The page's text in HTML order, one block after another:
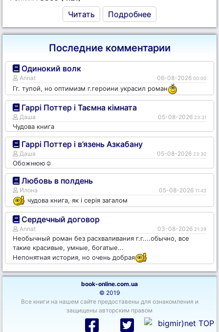
Читать Подробнее
Последние комментарии
Одинокий волк
Annat 06-08-2026 00:00
Гг. тупой, но оптимизм г.героини украсил роман
Гаррі Поттер і Таємна кімната
Даша 05-08-2026 23:31
Чудова книга
Гаррі Поттер і в’язень Азкабану
Даша 05-08-2026 23:30
Обожнюю☺️
Любовь в полдень
Илона 05-08-2026 11:43
чудова книга, як і серія загалом
Сердечный договор
Annat 03-08-2026 21:29
Необычный роман без расхваливания г.г....обычно, все
такие красивые, умные, богатые...
Непонятная история, но очень добрая
book-online.com.ua
© 2019
Все книги на нашем сайте предоставены для ознакомления и
защищены авторским правом